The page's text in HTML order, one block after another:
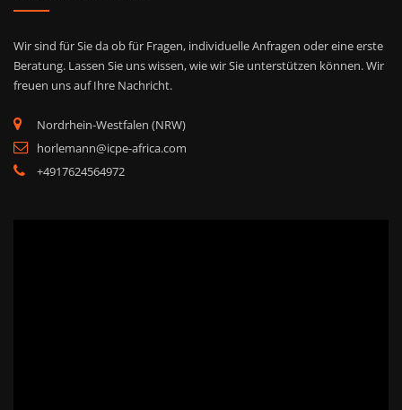
Wir sind für Sie da ob für Fragen, individuelle Anfragen oder eine erste
Beratung. Lassen Sie uns wissen, wie wir Sie unterstützen können. Wir
freuen uns auf Ihre Nachricht.
Nordrhein-Westfalen (NRW)
horlemann@icpe-africa.com
+4917624564972